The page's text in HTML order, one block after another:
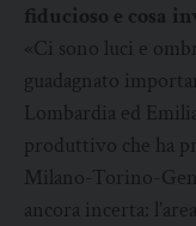
fiducioso e cosa
«Ci sono luci e
guadagnato
Lombardia ed
produttivo che ha
Milano-Torino-
ancora incerta: